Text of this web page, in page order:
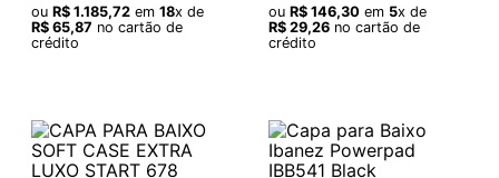
ou R$ 1.185,72em 18x de
R$ 65,87 no cartão de
crédito
ou R$ 146,30em 5x de
R$ 29,26no cartão de
crédito